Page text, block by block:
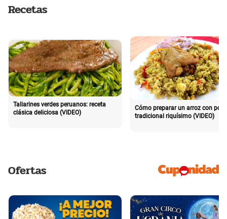
Recetas
Tallarines verdes peruanos: receta
clásica deliciosa (VIDEO)
Cómo preparar un arroz con pollo
tradicional riquísimo (VIDEO)
Ofertas